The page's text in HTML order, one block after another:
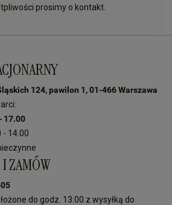
prosimy o kontakt.
124, pawilon 1, 01-466 Warszawa
17.00
- 14.00
ZAMÓW
do godz. 13:00 z wysyłką do